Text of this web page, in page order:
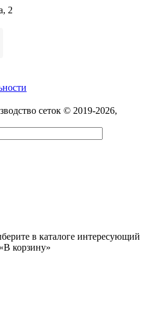
2
сеток © 2019-2026,
в каталоге интересующий
корзину»